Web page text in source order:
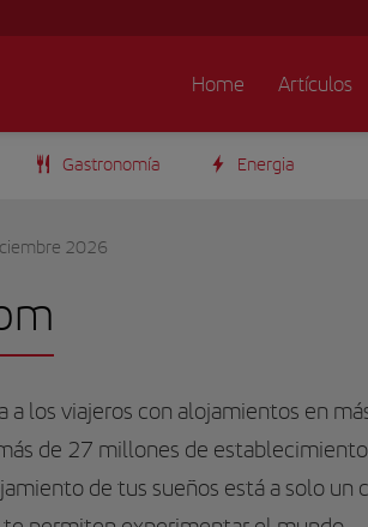
Home Artículos
Gastronomía Energia
2026
a los viajeros con alojamientos en
de 27 millones de
de tus sueños está a solo un